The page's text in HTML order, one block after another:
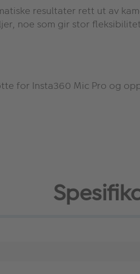
resultater rett ut av
noe som gir stor
tte for Insta360 Mic Pro og